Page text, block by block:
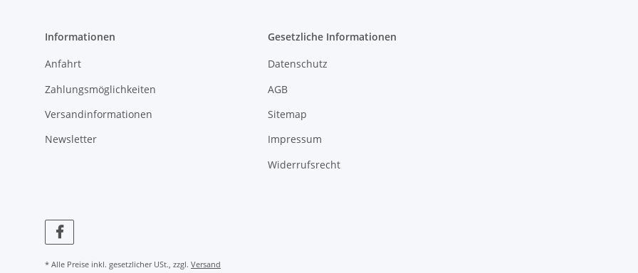
Informationen
Anfahrt
Zahlungsmöglichkeiten
Versandinformationen
Newsletter
Gesetzliche Informationen
Datenschutz
AGB
Sitemap
Impressum
Widerrufsrecht
* Alle Preise inkl. gesetzlicher USt., zzgl. Versand